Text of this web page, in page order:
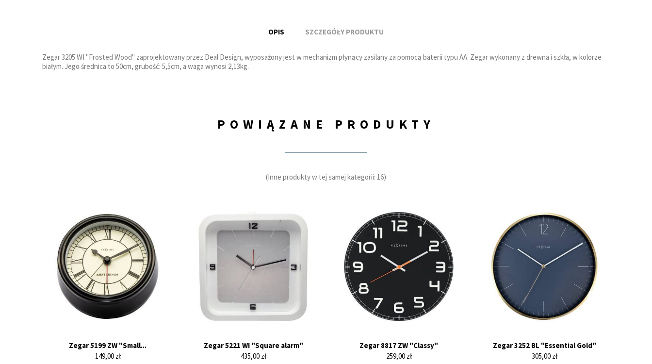
OPIS SZCZEGÓŁY PRODUKTU
Zegar 3205 WI "Frosted Wood" zaprojektowany przez Deal Design, wyposażony jest w mechanizm płynący zasilany za pomocą baterii typu AA. Zegar wykonany z drewna i szkła, w kolorze
białym. Jego średnica to 50cm, grubość: 5,5cm, a waga wynosi 2,13kg.
POWIĄZANE PRODUKTY
(Inne produkty w tej samej kategorii: 16)
Zegar 5199 ZW "Small...
Cena
149,00 zł
Zegar 5221 WI "Square alarm"
Cena
435,00 zł
Zegar 8817 ZW "Classy"
Cena
259,00 zł
Zegar 3252 BL "Essential Gold"
Cena
305,00 zł